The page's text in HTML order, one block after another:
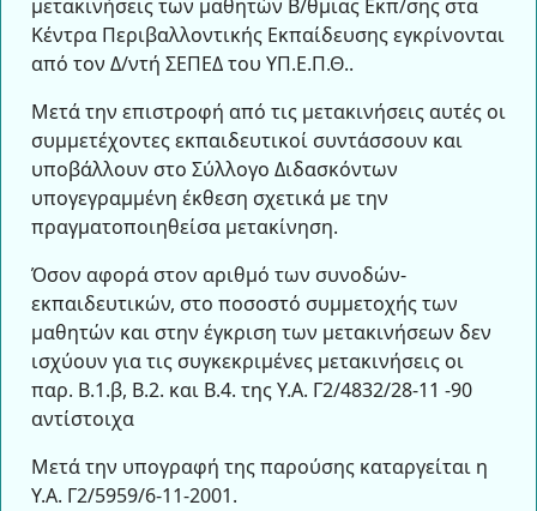
μετακινήσεις των μαθητών Β/θμιας Εκπ/σης στα
Κέντρα Περιβαλλοντικής Εκπαίδευσης εγκρίνονται
από τον Δ/ντή ΣΕΠΕΔ του ΥΠ.Ε.Π.Θ..
Μετά την επιστροφή από τις μετακινήσεις αυτές οι
συμμετέχοντες εκπαιδευτικοί συντάσσουν και
υποβάλλουν στο Σύλλογο Διδασκόντων
υπογεγραμμένη έκθεση σχετικά με την
πραγματοποιηθείσα μετακίνηση.
Όσον αφορά στον αριθμό των συνοδών-
εκπαιδευτικών, στο ποσοστό συμμετοχής των
μαθητών και στην έγκριση των μετακινήσεων δεν
ισχύουν για τις συγκεκριμένες μετακινήσεις οι
παρ. Β.1.β, Β.2. και Β.4. της Υ.Α. Γ2/4832/28-11 -90
αντίστοιχα
Μετά την υπογραφή της παρούσης καταργείται η
Υ.Α. Γ2/5959/6-11-2001.